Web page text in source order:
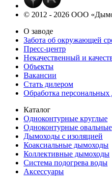
© 2012 - 2026 ООО
О заводе
Забота об окружающей
Пресс-центр
Некачественный и
Объекты
Вакансии
Стать дилером
Обработка
Каталог
Одноконтурные круглые
Одноконтурные овальные
Дымоходы с изоляцией
Коаксиальные дымоходы
Коллективные дымоходы
Система подогрева воды
Аксессуары